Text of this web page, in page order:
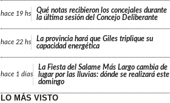
hace 19 hs
Qué notas recibieron los concejales durante
la última sesión del Concejo Deliberante
hace 22 hs
La provincia hará que Giles triplique su
capacidad energética
hace 1 días
La Fiesta del Salame Más Largo cambia de
lugar por las lluvias: dónde se realizará este
domingo
LO MÁS VISTO